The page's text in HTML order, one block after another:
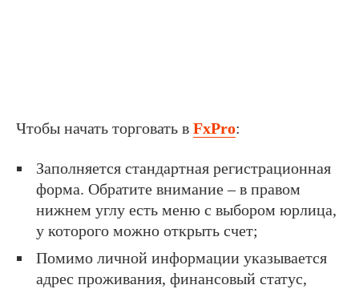
Чтобы начать торговать в FxPro:
Заполняется стандартная регистрационная
форма. Обратите внимание – в правом
нижнем углу есть меню с выбором юрлица,
у которого можно открыть счет;
Помимо личной информации указывается
адрес проживания, финансовый статус,